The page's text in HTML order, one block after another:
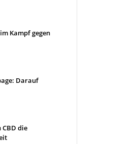
Kampf gegen
Darauf
CBD die